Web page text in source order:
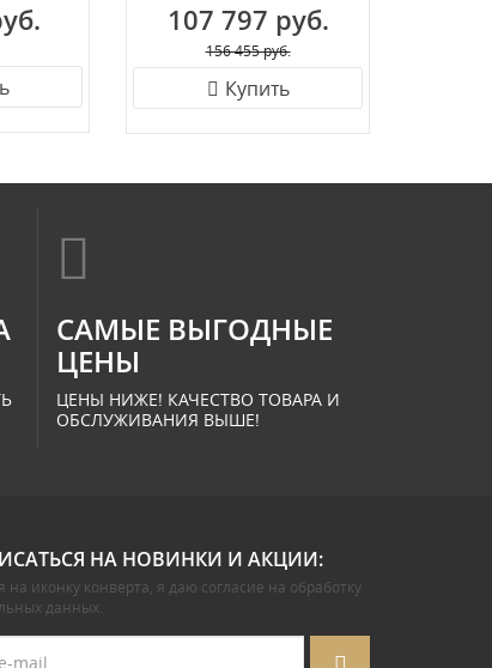
107 797 руб.
156 455 руб.
Купить
САМЫЕ ВЫГОДНЫЕ
ЦЕНЫ
ЦЕНЫ НИЖЕ! КАЧЕСТВО ТОВАРА И
ОБСЛУЖИВАНИЯ ВЫШЕ!
НА НОВИНКИ И АКЦИИ:
на иконку конверта, я даю согласие на обработку
данных.